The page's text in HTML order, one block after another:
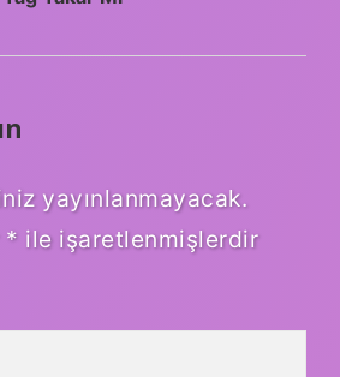
yayınlanmayacak.
* ile işaretlenmişlerdir